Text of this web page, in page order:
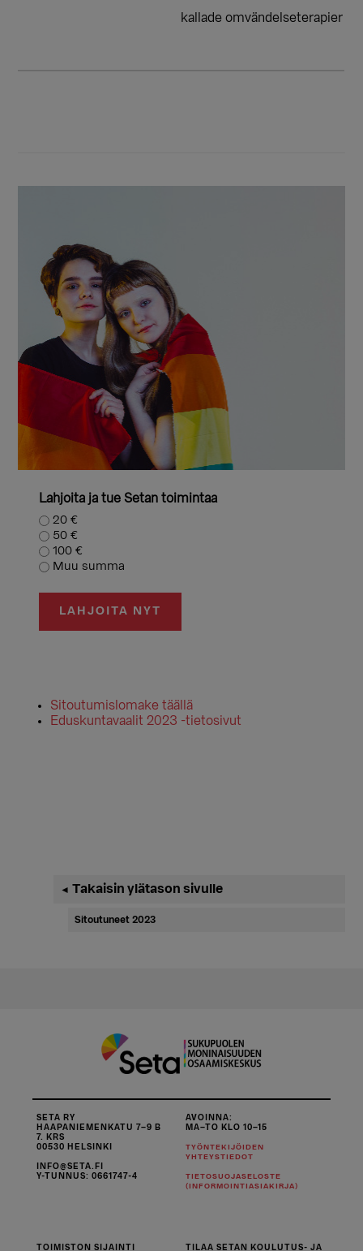
kallade omvändelseterapier
Lahjoita ja tue Setan toimintaa
20 €
50 €
100 €
Muu summa
LAHJOITA NYT
Sitoutumislomake täällä
Eduskuntavaalit 2023 -tietosivut
Ensisijainen
sivupalkki
◄ Takaisin ylätason sivulle
Sitoutuneet 2023
SETA RY
HAAPANIEMENKATU 7–9 B
7. KRS
00530 HELSINKI
INFO@SETA.FI
Y-TUNNUS: 0661747-4
AVOINNA:
MA–TO KLO 10–15
TYÖNTEKIJÖIDEN
YHTEYSTIEDOT
TIETOSUOJASELOSTE
(INFORMOINTIASIAKIRJA)
TOIMISTON SIJAINTI TILAA SETAN KOULUTUS- JA